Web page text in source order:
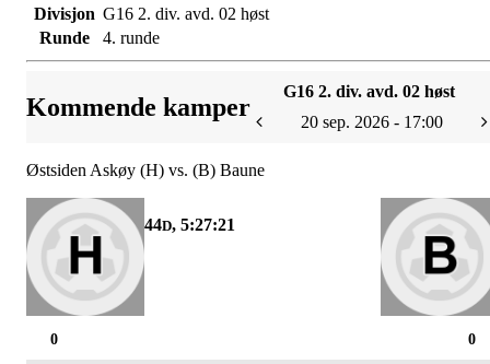
Divisjon G16 2. div. avd. 02 høst
Runde
4. runde
Kommende kamper
G16 2. div. avd. 02 høst
20 sep. 2026 - 17:00
Østsiden Askøy (H) vs. (B) Baune
44D, 5:27:21
0
0